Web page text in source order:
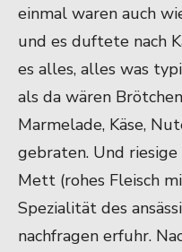
einmal waren auch
und es duftete nach
es alles, alles was
als da wären
Marmelade, Käse,
gebraten. Und
Mett (rohes Fleisch
Spezialität des
nachfragen erfuhr.